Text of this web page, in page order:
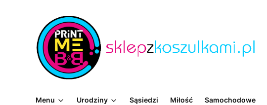
Menu Urodziny Sąsiedzi Miłość Samochodowe